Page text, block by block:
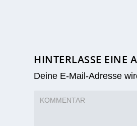
HINTERLASSE EINE
Deine E-Mail-Adresse